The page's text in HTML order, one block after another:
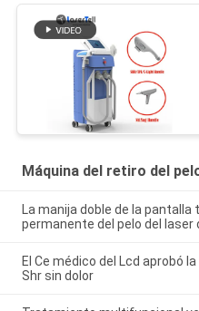
Máquina del retiro del
La manija doble de la
permanente del pelo del laser
El Ce médico del Lcd aprobó
Shr sin dolor